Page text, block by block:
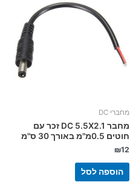
מחברי DC
מחבר DC 5.5X2.1 זכר עם
חוטים 0.5מ"מ באורך 30 ס"מ
₪12
הוספה לסל